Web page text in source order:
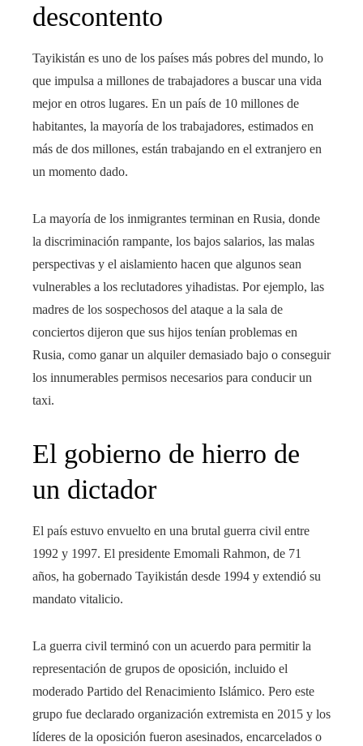
descontento
Tayikistán es uno de los países más pobres del mundo, lo
que impulsa a millones de trabajadores a buscar una vida
mejor en otros lugares. En un país de 10 millones de
habitantes, la mayoría de los trabajadores, estimados en
más de dos millones, están trabajando en el extranjero en
un momento dado.
La mayoría de los inmigrantes terminan en Rusia, donde
la discriminación rampante, los bajos salarios, las malas
perspectivas y el aislamiento hacen que algunos sean
vulnerables a los reclutadores yihadistas. Por ejemplo, las
madres de los sospechosos del ataque a la sala de
conciertos dijeron que sus hijos tenían problemas en
Rusia, como ganar un alquiler demasiado bajo o conseguir
los innumerables permisos necesarios para conducir un
taxi.
El gobierno de hierro de
un dictador
El país estuvo envuelto en una brutal guerra civil entre
1992 y 1997. El presidente Emomali Rahmon, de 71
años, ha gobernado Tayikistán desde 1994 y extendió su
mandato vitalicio.
La guerra civil terminó con un acuerdo para permitir la
representación de grupos de oposición, incluido el
moderado Partido del Renacimiento Islámico. Pero este
grupo fue declarado organización extremista en 2015 y los
líderes de la oposición fueron asesinados, encarcelados o